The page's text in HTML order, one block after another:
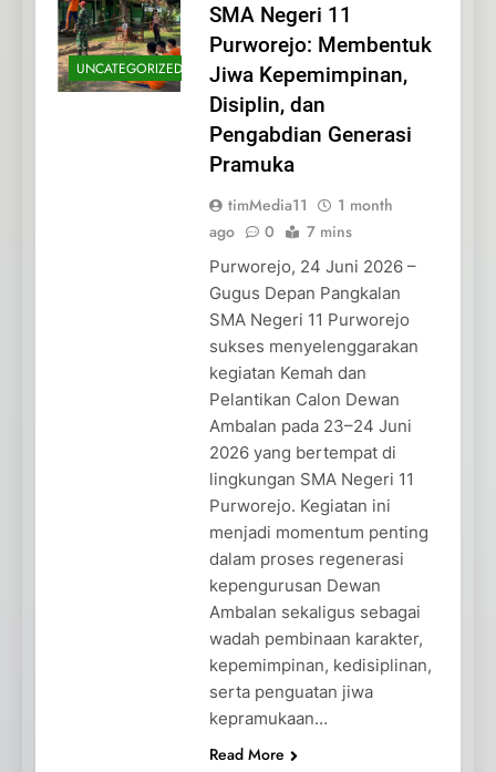
UNCATEGORIZED
SMA Negeri 11
Purworejo: Membentuk
Jiwa Kepemimpinan,
Disiplin, dan
Pengabdian Generasi
Pramuka
timMedia11
1 month
ago
0 7 mins
Purworejo, 24 Juni 2026 –
Gugus Depan Pangkalan
SMA Negeri 11 Purworejo
sukses menyelenggarakan
kegiatan Kemah dan
Pelantikan Calon Dewan
Ambalan pada 23–24 Juni
2026 yang bertempat di
lingkungan SMA Negeri 11
Purworejo. Kegiatan ini
menjadi momentum penting
dalam proses regenerasi
kepengurusan Dewan
Ambalan sekaligus sebagai
wadah pembinaan karakter,
kepemimpinan, kedisiplinan,
serta penguatan jiwa
kepramukaan…
Read More